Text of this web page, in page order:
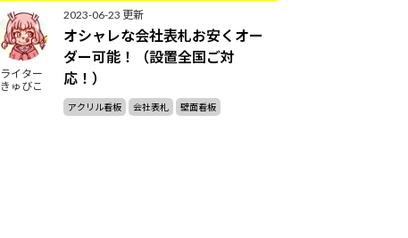
ライター
きゅびこ
2023-06-23 更新
オシャレな会社表札お安くオー
ダー可能！（設置全国ご対
応！）
アクリル看板 会社表札 壁面看板